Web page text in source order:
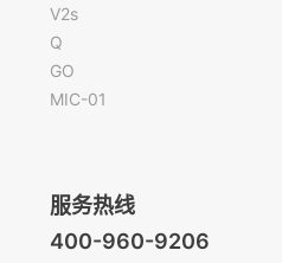
V2s
Q
GO
MIC-01
服务热线
400-960-9206